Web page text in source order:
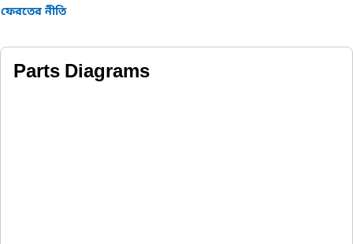
ফেরতের নীতি
Parts Diagrams